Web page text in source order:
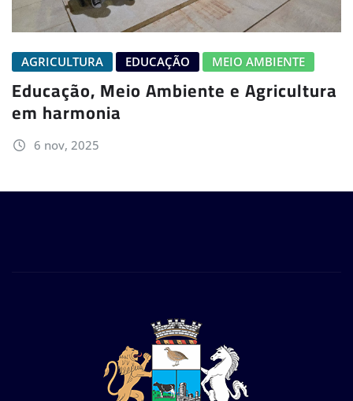
AGRICULTURA EDUCAÇÃO MEIO AMBIENTE
Educação, Meio Ambiente e Agricultura
em harmonia
6 nov, 2025